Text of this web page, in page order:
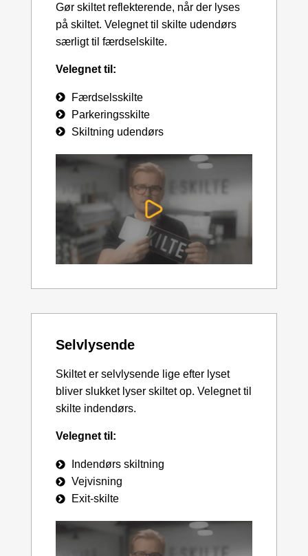
Gør skiltet reflekterende, når der lyses
på skiltet. Velegnet til skilte udendørs
særligt til færdselskilte.
Velegnet til:
Færdselsskilte
Parkeringsskilte
Skiltning udendørs
Selvlysende
Skiltet er selvlysende lige efter lyset
bliver slukket lyser skiltet op. Velegnet til
skilte indendørs.
Velegnet til:
Indendørs skiltning
Vejvisning
Exit-skilte